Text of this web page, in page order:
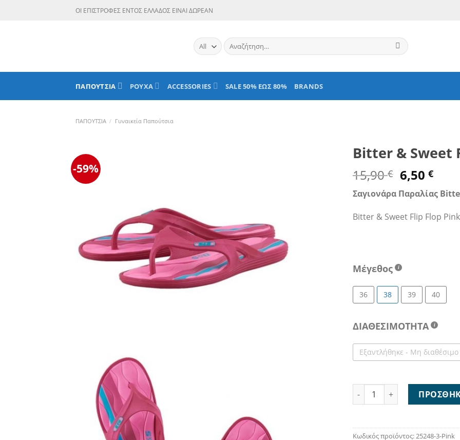
ΟΙ ΕΠΙΣΤΡΟΦΕΣ ΕΝΤΟΣ ΕΛΛΑΔΟΣ ΕΙΝΑΙ ΔΩΡΕΑΝ
Αναζήτηση
για:
ΠΑΠΟΥΤΣΙΑ ΡΟΥΧΑ ACCESSORIES SALE 50% ΕΩΣ 80% BRANDS
ΠΑΠΟΥΤΣΙΑ / Γυναικεία Παπούτσια
-59%
Bitter & Sweet
15,90€ Original
price
was:
15,90 €.
6,50€Η
Σαγιονάρα Παραλίας
Bitter & Sweet Flip Flop
Μέγεθος
36 38 39 40
ΔΙΑΘΕΣΙΜΟΤΗΤΑ
Εξαντλήθηκε - Μη διαθέσιμο
Bitter & Sweet Flip Flop Pink
Κωδικός προϊόντος:25248-3-Pink